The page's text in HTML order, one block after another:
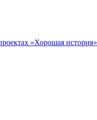
«Хорошая история»